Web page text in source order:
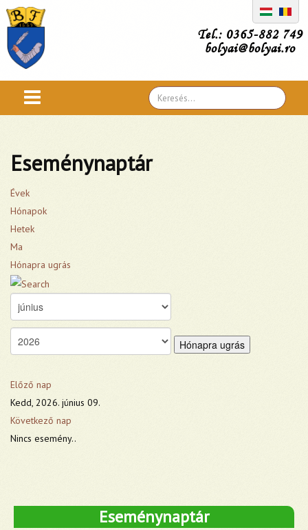
Tel.: 0365-882 749
bolyai@bolyai.ro
Search
...
Eseménynaptár
Évek
Hónapok
Hetek
Ma
Hónapra ugrás
Hónapra ugrás
Előző nap
Kedd, 2026. június 09.
Következő nap
Nincs esemény..
Eseménynaptár